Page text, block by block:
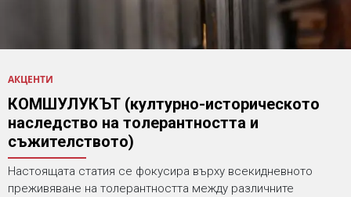
АКЦЕНТИ
КОМШУЛУКЪТ (културно-историческото
наследство на толерантността и
съжителството)
Настоящата статия се фокусира върху всекидневното
преживяване на толерантността между различните